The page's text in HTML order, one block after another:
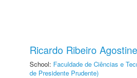
Ricardo Ribeiro
School: Faculdade de Ciências e
de Presidente Prudente)